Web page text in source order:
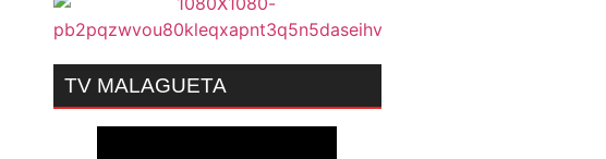
TV MALAGUETA